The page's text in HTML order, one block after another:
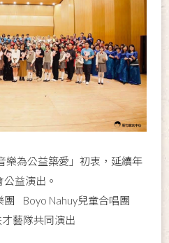
樂為公益築愛」初衷，延續年
益演出。
團 Boyo Nahuy兒童合唱團
藝隊共同演出